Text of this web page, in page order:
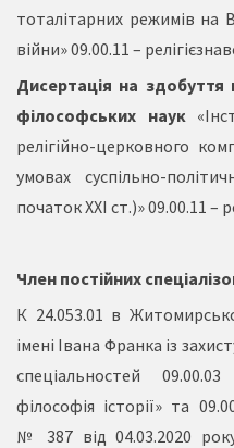
тоталітарних режимів на
війни» 09.00.11 –
Дисертація на
філософських наук
релігійно-церковного
умовах суспільно-
початок ХХІ ст.)» 09.00.11 –
Член постійних
К 24.053.01 в
імені Івана Франка із
спеціальностей
філософія історії» та
№ 387 від 04.03.2020